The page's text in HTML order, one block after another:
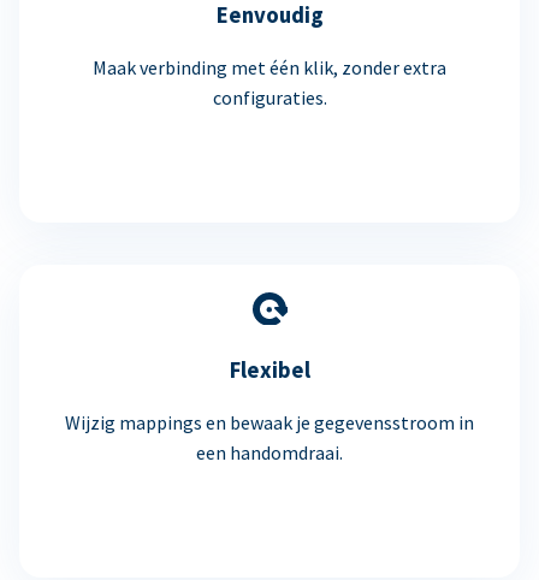
Eenvoudig
Maak verbinding met één klik, zonder extra
configuraties.
Flexibel
Wijzig mappings en bewaak je gegevensstroom in
een handomdraai.